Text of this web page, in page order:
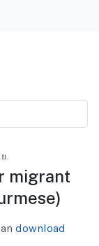
ย.
migrant
download